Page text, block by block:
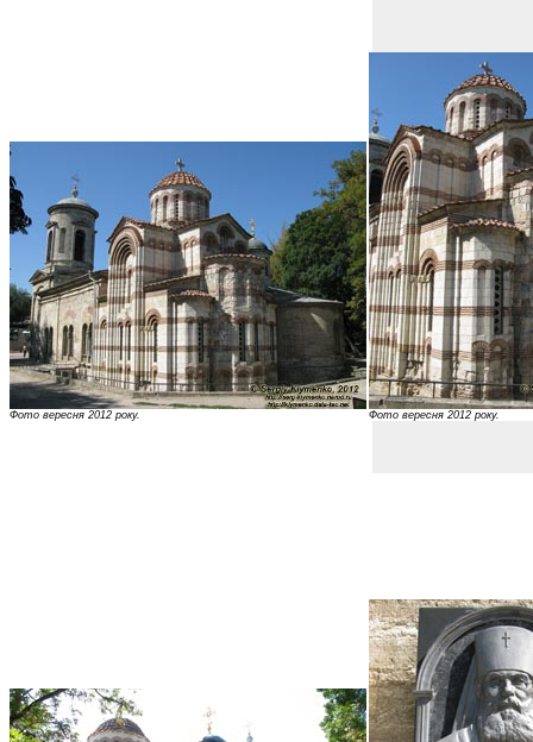
Фото вересня 2012 року. Фото вересня 2012 року.